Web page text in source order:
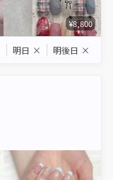
¥8,800
明日 × 明後日 ×